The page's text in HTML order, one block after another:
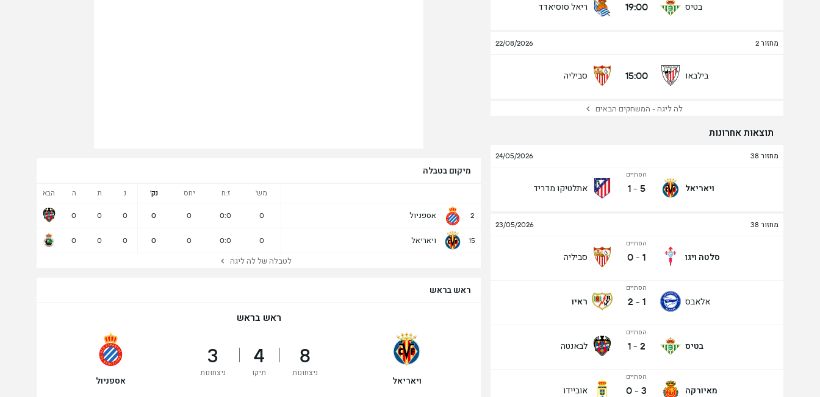
בטיס 19:00 ריאל סוסיאדד
מחזור 2 22/08/2026
בילבאו 15:00 סביליה
לה ליגה - המשחקים הבאים
תוצאות אחרונות
מחזור 38 24/05/2026
ויאריאל
הסתיים
5
-
1 אתלטיקו מדריד
מחזור 38 23/05/2026
סלטה ויגו
הסתיים
1
-
0 סביליה
אלאבס
הסתיים
1
-
2 ראיו
בטיס
הסתיים
2
-
1 לבאנטה
מאיורקה
הסתיים
3
-
0 אוביידו
מיקום בטבלה
מש' ז:ח יחס נק' נ ת ה הבא
2 אספניול 0
0:0
0
0
0
0
0
15 ויאריאל 0
0:0
0
0
0
0
0
לטבלה של לה ליגה
ראש בראש
ראש בראש
ויאריאל
8
ניצחונות
4
תיקו
3
ניצחונות
אספניול